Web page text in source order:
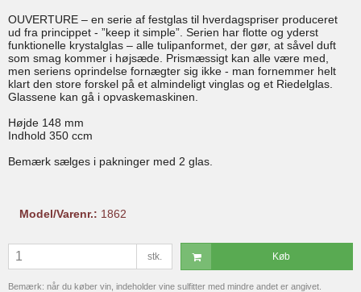
OUVERTURE – en serie af festglas til hverdagspriser produceret
ud fra princippet - ”keep it simple”. Serien har flotte og yderst
funktionelle krystalglas – alle tulipanformet, der gør, at såvel duft
som smag kommer i højsæde. Prismæssigt kan alle være med,
men seriens oprindelse fornægter sig ikke - man fornemmer helt
klart den store forskel på et almindeligt vinglas og et Riedelglas.
Glassene kan gå i opvaskemaskinen.
Højde 148 mm
Indhold 350 ccm
Bemærk sælges i pakninger med 2 glas.
Model/Varenr.: 1862
stk. Køb
Bemærk: når du køber vin, indeholder vine sulfitter med mindre andet er angivet.